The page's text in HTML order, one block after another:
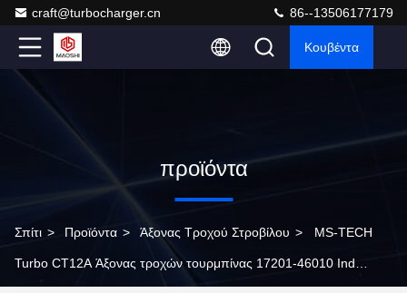
craft@turbocharger.cn 86--13506177179
Κουβέντα
προϊόντα
Σπίτι > Προϊόντα > Άξονας Τροχού Στροβίλου > MS-TECH
Turbo CT12A Άξονας τροχών τουρμπίνας 17201-46010 Ind